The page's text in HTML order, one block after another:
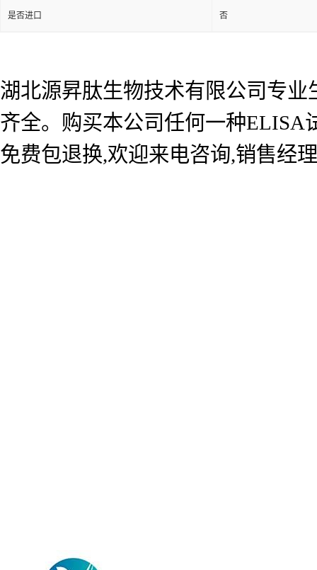
是否进口 否
湖北源昇肽生物技术有限公司专
齐全。购买本公司任何一种ELISA
免费包退换,欢迎来电咨询,销售经